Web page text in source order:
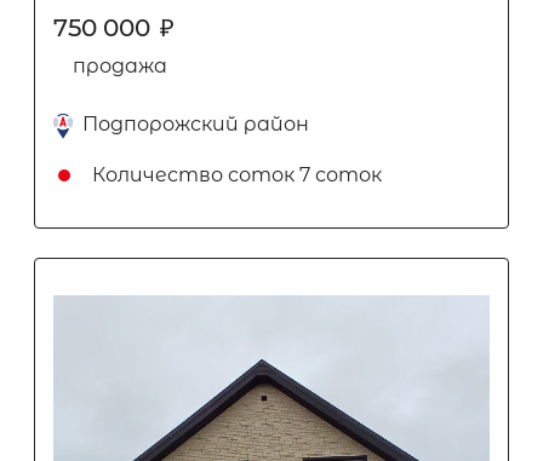
750 000 ₽
продажа
Подпорожский район
Количество соток 7 соток